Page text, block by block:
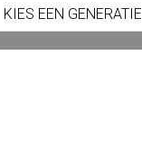
KIES EEN GENERATIE